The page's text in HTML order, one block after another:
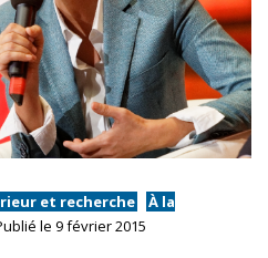
et recherche
À la
le 9 février 2015